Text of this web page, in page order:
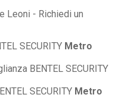
SECURITY Metro
BENTEL SECURITY
SECURITY Metro